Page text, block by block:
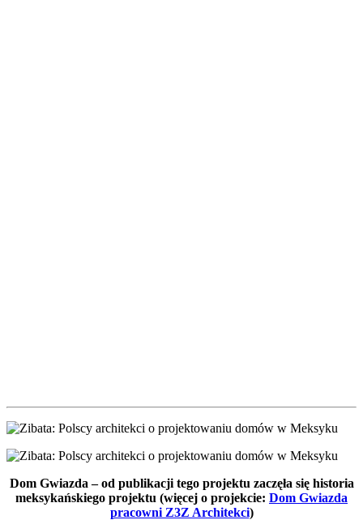
Dom Gwiazda – od publikacji tego projektu zaczęła się historia
meksykańskiego projektu (więcej o projekcie: Dom Gwiazda
pracowni Z3Z Architekci)